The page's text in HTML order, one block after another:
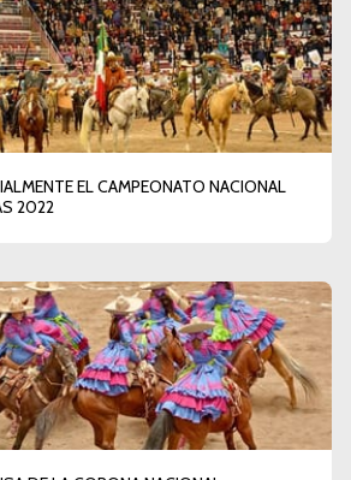
EL CAMPEONATO NACIONAL
2022